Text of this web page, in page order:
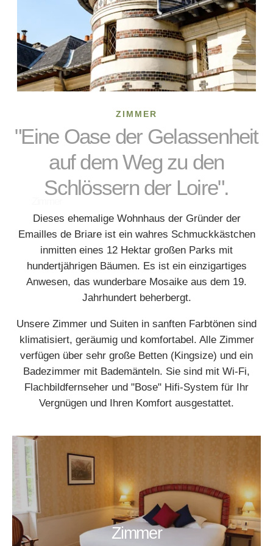
ZIMMER
"Eine Oase der Gelassenheit
auf dem Weg zu den
Schlössern der Loire".
Dieses ehemalige Wohnhaus der Gründer der
Emailles de Briare ist ein wahres Schmuckkästchen
inmitten eines 12 Hektar großen Parks mit
hundertjährigen Bäumen. Es ist ein einzigartiges
Anwesen, das wunderbare Mosaike aus dem 19.
Jahrhundert beherbergt.
Unsere Zimmer und Suiten in sanften Farbtönen sind
klimatisiert, geräumig und komfortabel. Alle Zimmer
verfügen über sehr große Betten (Kingsize) und ein
Badezimmer mit Bademänteln. Sie sind mit Wi-Fi,
Flachbildfernseher und "Bose" Hifi-System für Ihr
Vergnügen und Ihren Komfort ausgestattet.
Zimmer